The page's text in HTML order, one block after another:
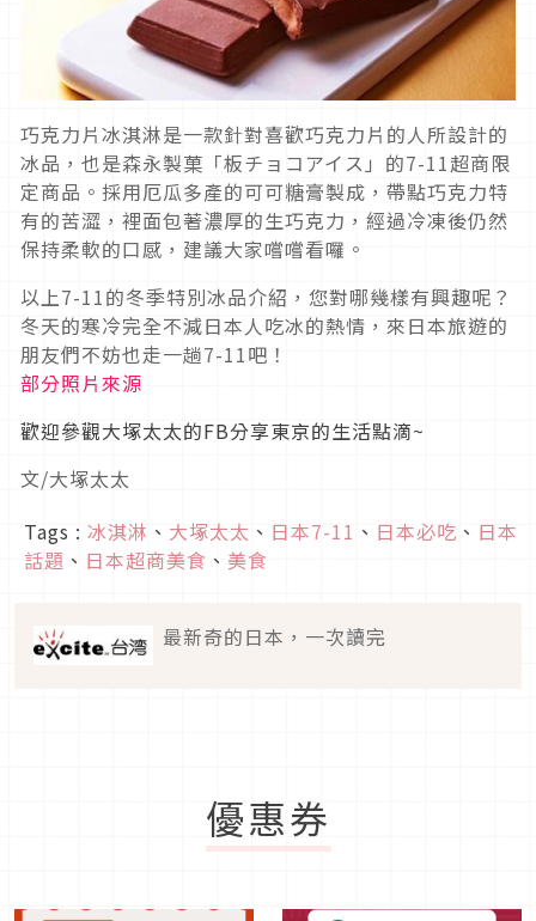
巧克力片冰淇淋是一款針對喜歡巧克力片的人所設計的
冰品，也是森永製菓「板チョコアイス」的7-11超商限
定商品。採用厄瓜多產的可可糖膏製成，帶點巧克力特
有的苦澀，裡面包著濃厚的生巧克力，經過冷凍後仍然
保持柔軟的口感，建議大家嚐嚐看囉。
以上7-11的冬季特別冰品介紹，您對哪幾樣有興趣呢？
冬天的寒冷完全不減日本人吃冰的熱情，來日本旅遊的
朋友們不妨也走一趟7-11吧！
部分照片來源
歡迎參觀大塚太太的FB分享東京的生活點滴~
文/大塚太太
Tags : 冰淇淋 、 大塚太太 、 日本7-11 、 日本必吃 、 日本
話題 、 日本超商美食 、 美食
最新奇的日本，一次讀完
優惠券